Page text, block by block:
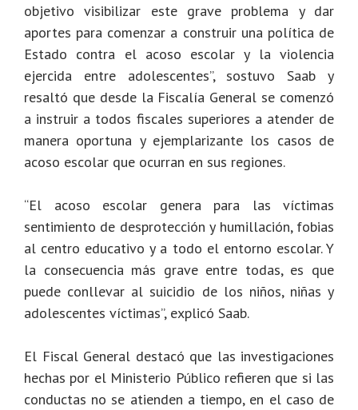
objetivo visibilizar este grave problema y dar
aportes para comenzar a construir una política de
Estado contra el acoso escolar y la violencia
ejercida entre adolescentes”, sostuvo Saab y
resaltó que desde la Fiscalía General se comenzó
a instruir a todos fiscales superiores a atender de
manera oportuna y ejemplarizante los casos de
acoso escolar que ocurran en sus regiones.
“El acoso escolar genera para las víctimas
sentimiento de desprotección y humillación, fobias
al centro educativo y a todo el entorno escolar. Y
la consecuencia más grave entre todas, es que
puede conllevar al suicidio de los niños, niñas y
adolescentes víctimas”, explicó Saab.
El Fiscal General destacó que las investigaciones
hechas por el Ministerio Público refieren que si las
conductas no se atienden a tiempo, en el caso de